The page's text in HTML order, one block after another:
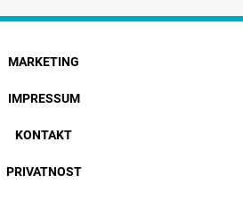
MARKETING
IMPRESSUM
KONTAKT
PRIVATNOST